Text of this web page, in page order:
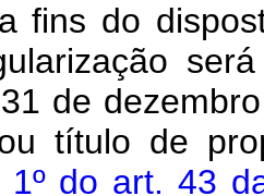
fins do
de
título de
1º do art. 43